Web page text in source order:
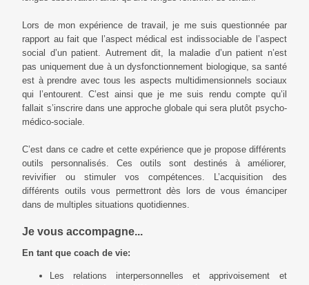
Lors de mon expérience de travail, je me suis questionnée par
rapport au fait que l’aspect médical est indissociable de l’aspect
social d’un patient. Autrement dit, la maladie d’un patient n’est
pas uniquement due à un dysfonctionnement biologique, sa santé
est à prendre avec tous les aspects multidimensionnels sociaux
qui l’entourent. C’est ainsi que je me suis rendu compte qu’il
fallait s’inscrire dans une approche globale qui sera plutôt psycho-
médico-sociale.
C’est dans ce cadre et cette expérience que je propose différents
outils personnalisés. Ces outils sont destinés à améliorer,
revivifier ou stimuler vos compétences. L’acquisition des
différents outils vous permettront dès lors de vous émanciper
dans de multiples situations quotidiennes.
Je vous accompagne...
En tant que coach de vie:
Les relations interpersonnelles et apprivoisement et